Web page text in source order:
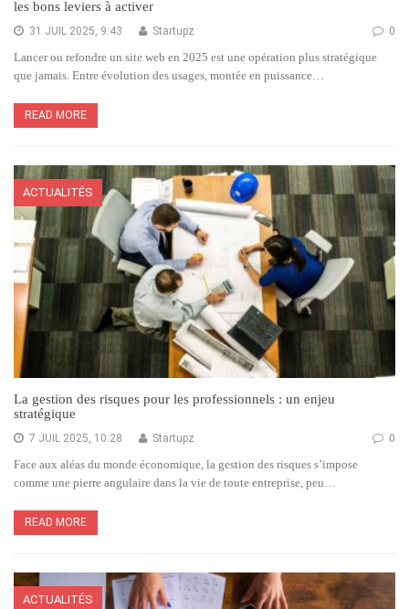
les bons leviers à activer
31 JUIL 2025, 9:43 0
Startupz
Lancer ou refondre un site web en 2025 est une opération plus stratégique
que jamais. Entre évolution des usages, montée en puissance…
READ MORE
ACTUALITÉS
La gestion des risques pour les professionnels : un enjeu
stratégique
7 JUIL 2025, 10:28 0
Startupz
Face aux aléas du monde économique, la gestion des risques s’impose
comme une pierre angulaire dans la vie de toute entreprise, peu…
READ MORE
ACTUALITÉS